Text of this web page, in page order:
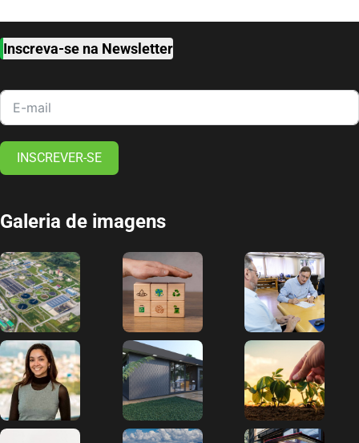
Inscreva-se na Newsletter
INSCREVER-SE
Galeria de imagens